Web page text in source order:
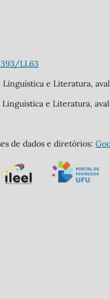
LL63
Linguística e Literatura,
Linguística e Literatura,
de dados e diretórios: